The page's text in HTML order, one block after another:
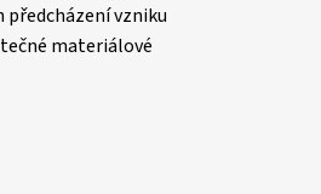
předcházení vzniku
materiálové